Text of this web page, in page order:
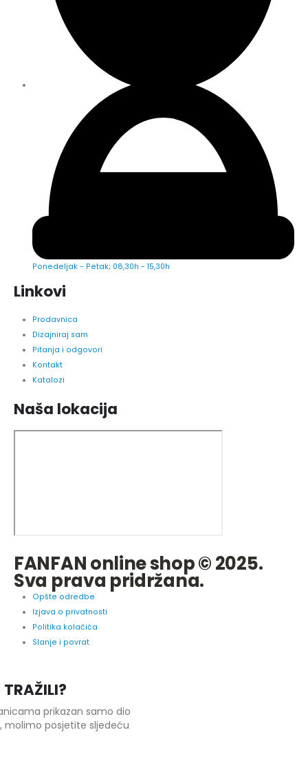
Ponedeljak - Petak; 08,30h - 15,30h
Linkovi
Prodavnica
Dizajniraj sam
Pitanja i odgovori
Kontakt
Katalozi
Naša lokacija
FANFAN online shop © 2025.
Sva prava pridržana.
Opšte odredbe
Izjava o privatnosti
Politika kolačića
Slanje i povrat
TRAŽILI?
prikazan samo dio
molimo posjetite sljedeću